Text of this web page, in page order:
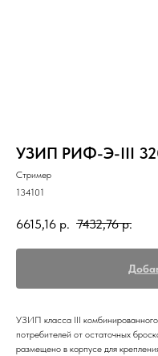
УЗИП РИФ-Э-III
Стример
134101
6615,16 р. 7432,76 р.
УЗИП класса III
потребителей от остаточных
размещено в корпусе для